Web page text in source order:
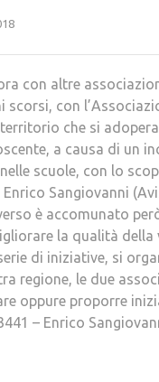
con altre
con
che si
a causa di un
scuole, con lo s
Sangiovanni
è accomunato
la qualità della
di iniziative, si
regione, le due
oppure proporre
– Enrico